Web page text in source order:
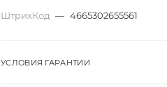
ШтрихКод — 4665302655561
УСЛОВИЯ ГАРАНТИИ